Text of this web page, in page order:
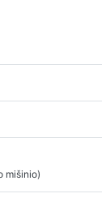
mišinio)